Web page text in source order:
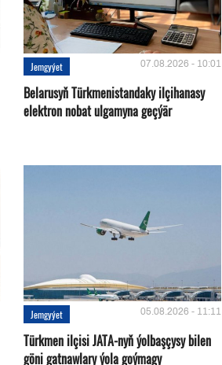
Jemgyýet 07.08.2026 - 10:01
Belarusyň Türkmenistandaky ilçihanasy
elektron nobat ulgamyna geçýär
Jemgyýet 05.08.2026 - 11:11
Türkmen ilçisi JATA-nyň ýolbaşçysy bilen
göni gatnawlary ýola goýmagy